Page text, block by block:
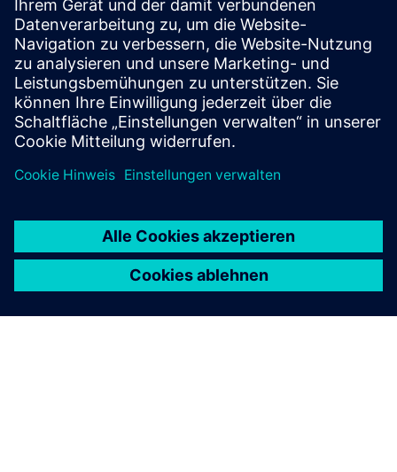
Weitere Informationen und
Ressourcen
Checkliste für die Dokumentation von Giraffe 48